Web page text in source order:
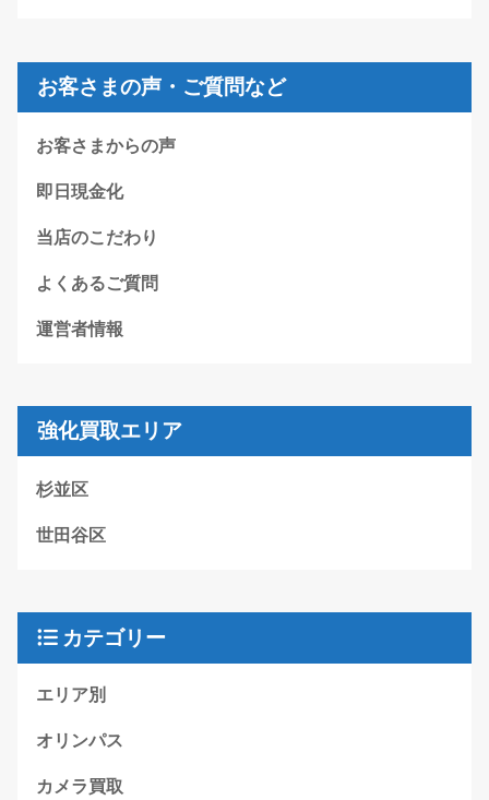
お客さまの声・ご質問など
お客さまからの声
即日現金化
当店のこだわり
よくあるご質問
運営者情報
強化買取エリア
杉並区
世田谷区
カテゴリー
エリア別
オリンパス
カメラ買取